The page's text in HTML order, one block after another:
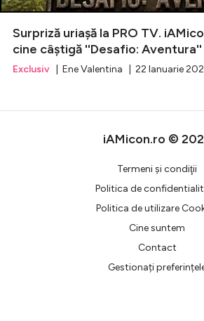
Celebrități
Breaking News
Intră în cont
Creează cont
Surpriză uriașă la PRO TV.
cine câștigă ''Desafio: Aventura''
Exclusiv | Ene Valentina | 22 Ianuarie
iAMicon.ro ©
Termeni şi condiţii
Politica de
Politica de utilizare
Cine suntem
Contact
Gestionați